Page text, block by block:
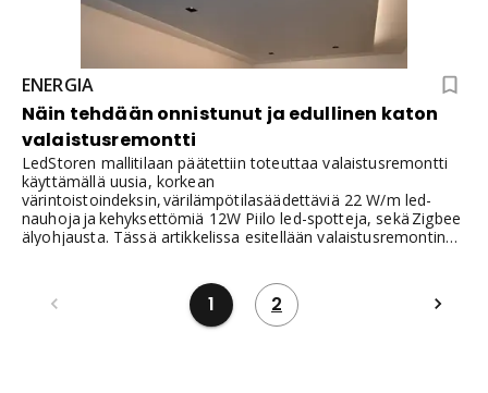
ENERGIA
Näin tehdään onnistunut ja edullinen katon
valaistusremontti
LedStoren mallitilaan päätettiin toteuttaa valaistusremontti
käyttämällä uusia, korkean
värintoistoindeksin, värilämpötilasäädettäviä 22 W/m led-
nauhoja ja kehyksettömiä 12W Piilo led-spotteja, sekä Zigbee
älyohjausta. Tässä artikkelissa esitellään valaistusremontin
1 2